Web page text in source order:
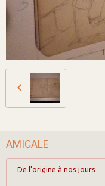
AMICALE
De l'origine à nos jours